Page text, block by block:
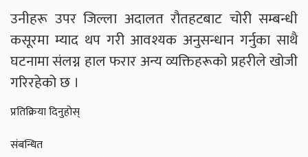
उनीहरू उपर जिल्ला अदालत रौतहटबाट चोरी सम्बन्धी
कसूरमा म्याद थप गरी आवश्यक अनुसन्धान गर्नुका साथै
घटनामा संलग्न हाल फरार अन्य व्यक्तिहरूको प्रहरीले खोजी
गरिरहेको छ ।
प्रतिक्रिया दिनुहोस्
संबन्धित